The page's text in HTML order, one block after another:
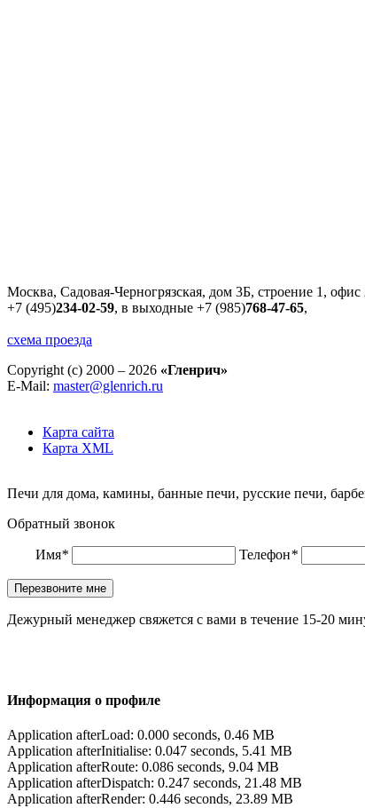
Москва, Садовая-Черногрязская, дом 3Б, строение 1, офис
+7 (495)234-02-59, в выходные +7 (985)768-47-65,
схема проезда
Copyright (c) 2000 – 2026 «Гленрич»
E-Mail: master@glenrich.ru
Карта сайта
Карта XML
Печи для дома, камины, банные печи, русские печи,
Обратный звонок
Имя* Телефон*
Дежурный менеджер свяжется с вами в течение 15-20
Информация о профиле
Application afterLoad: 0.000 seconds, 0.46 MB
Application afterInitialise: 0.047 seconds, 5.41 MB
Application afterRoute: 0.086 seconds, 9.04 MB
Application afterDispatch: 0.247 seconds, 21.48 MB
Application afterRender: 0.446 seconds, 23.89 MB